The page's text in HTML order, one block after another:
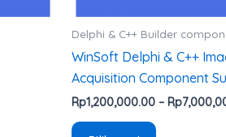
Delphi & C++ Builder
WinSoft Delphi & C++
Acquisition Component
Rp1,200,000.00 – Rp